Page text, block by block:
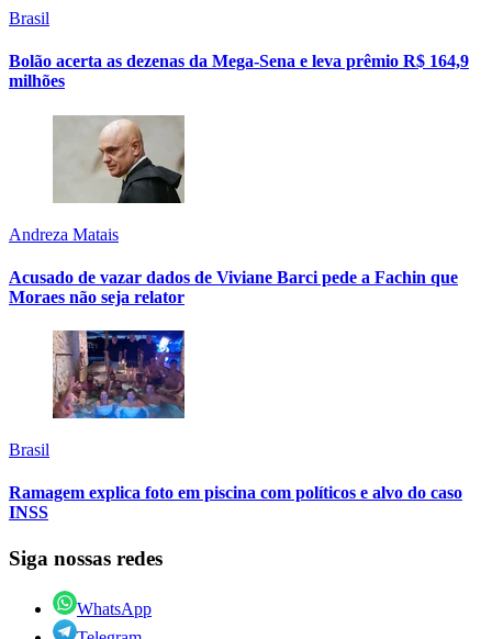
Brasil
Bolão acerta as dezenas da Mega-Sena e leva prêmio R$ 164,9
milhões
Andreza Matais
Acusado de vazar dados de Viviane Barci pede a Fachin que
Moraes não seja relator
Brasil
Ramagem explica foto em piscina com políticos e alvo do caso
INSS
Siga nossas redes
WhatsApp